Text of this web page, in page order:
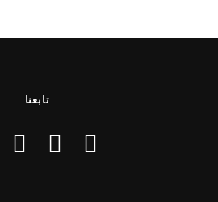
تابعنا